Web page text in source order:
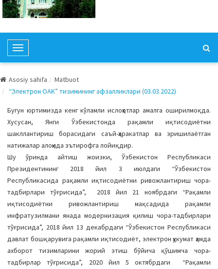
T
o
g
l
e
N
a
v
g
a
t
i
o
n
Asosiy sahifa
Matbuot
“Электрон ОАК” тизимининг афзалликлари (03.03.2022)
Бугун юртимизда кенг кўламли ислоҳотлар амалга оширилмоқда.
Хусусан, Янги Ўзбекистонда рақамли иқтисодиётни
шакллантириш борасидаги саъй-ҳаракатлар ва эришилаётган
натижалар алоҳида эътирофга лойиқдир.
Шу ўринда айтиш жоизки, Ўзбекистон Республикаси
Президентининг 2018 йил 3 июлдаги “Ўзбекистон
Республикасида рақамли иқтисодиётни ривожлантириш чора-
тадбирлари тўғрисида”, 2018 йил 21 ноябрдаги “Рақамли
иқтисодиётни ривожлантириш мақсадида рақамли
инфратузилмани янада модернизация қилиш чора-тадбирлари
тўғрисида”, 2018 йил 13 декабрдаги “Ўзбекистон Республикаси
давлат бошқарувига рақамли иқтисодиёт, электрон ҳукумат ҳамда
ахборот тизимларини жорий этиш бўйича қўшимча чора-
тадбирлар тўғрисида”, 2020 йил 5 октябрдаги “Рақамли